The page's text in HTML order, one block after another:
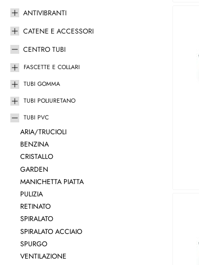
ANTIVIBRANTI
CATENE E ACCESSORI
CENTRO TUBI
FASCETTE E COLLARI
TUBI GOMMA
TUBI POLIURETANO
TUBI PVC
ARIA/TRUCIOLI
BENZINA
CRISTALLO
GARDEN
MANICHETTA PIATTA
PULIZIA
RETINATO
SPIRALATO
SPIRALATO ACCIAIO
SPURGO
VENTILAZIONE